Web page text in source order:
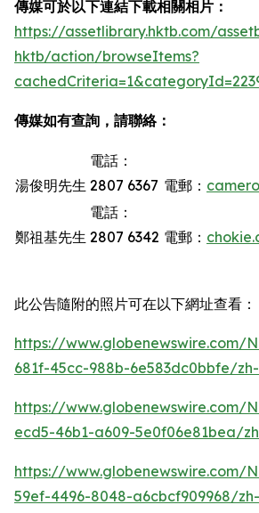
傳媒可於以下連結下載相關相片：
https://assetlibrary.hktb.com/
hktb/action/browseItems?
傳媒如有查詢，請聯絡：
湯俊明先生
電話：
2807 6367 電郵：
鄭祖基先生
電話：
2807 6342 電郵：
此公告隨附的照片可在以下網址查看：
https://www.globenewswire.com/
681f-45cc-988b-6e583dc0bbfe/
https://www.globenewswire.com/
ecd5-46b1-a609-5e0f06e81bea/
https://www.globenewswire.com/
59ef-4496-8048-a6cbcf909968/